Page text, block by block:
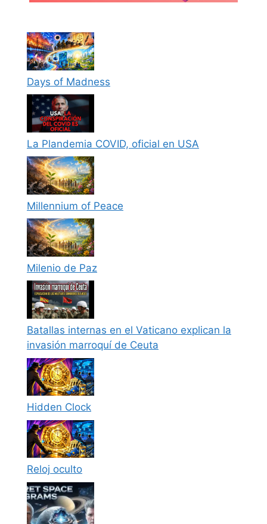
Days of Madness
La Plandemia COVID, oficial en USA
Millennium of Peace
Milenio de Paz
Batallas internas en el Vaticano explican la
invasión marroquí de Ceuta
Hidden Clock
Reloj oculto